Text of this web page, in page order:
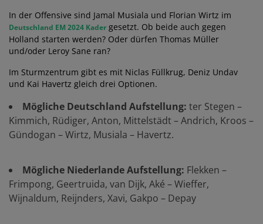
In der Offensive sind Jamal Musiala und Florian Wirtz im
Deutschland EM 2024 Kader gesetzt. Ob beide auch gegen
Holland starten werden? Oder dürfen Thomas Müller
und/oder Leroy Sane ran?
Im Sturmzentrum gibt es mit Niclas Füllkrug, Deniz Undav
und Kai Havertz gleich drei Optionen.
Mögliche Deutschland Aufstellung: ter Stegen –
Kimmich, Rüdiger, Anton, Mittelstädt – Andrich, Kroos –
Gündogan – Wirtz, Musiala – Havertz.
Mögliche Niederlande Aufstellung: Flekken –
Frimpong, Geertruida, van Dijk, Aké – Wieffer,
Wijnaldum, Reijnders, Xavi, Gakpo – Depay